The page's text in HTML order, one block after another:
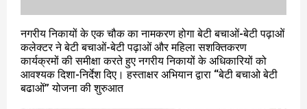
नगरीय निकायों के एक चौक का नामकरण होगा बेटी बचाओं-बेटी पढ़ाओं
कलेक्टर ने बेटी बचाओं-बेटी पढ़ाओं और महिला सशक्तिकरण
कार्यक्रमों की समीक्षा करते हुए नगरीय निकायों के अधिकारियों को
आवश्यक दिशा-निर्देश दिए। हस्ताक्षर अभियान द्वारा ‘‘बेटी बचाओ बेटी
बढाओं’’ योजना की शुरुआत